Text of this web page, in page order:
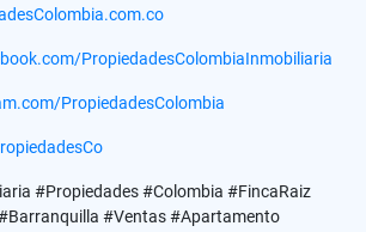
PropiedadesColombiaInmobiliaria
PropiedadesColombia
#Propiedades #Colombia #FincaRaiz
#Ventas #Apartamento